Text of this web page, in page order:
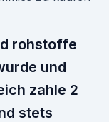
rohstoffe
und
zahle 2
stets